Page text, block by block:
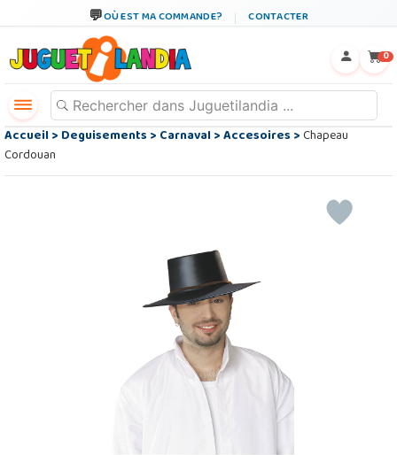
OÙ EST MA COMMANDE? CONTACTER
0
Accueil>Deguisements>Carnaval>Accesoires>Chapeau
Cordouan